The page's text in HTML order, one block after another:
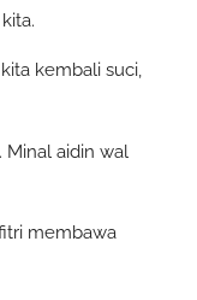
kembali suci,
Minal aidin wal
membawa